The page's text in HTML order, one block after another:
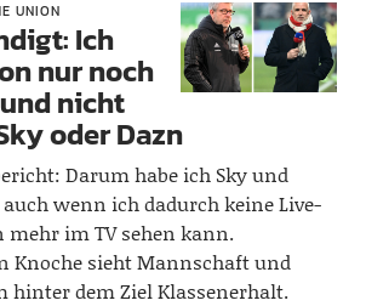
UNION
Ich
nur noch
nicht
oder Dazn
Darum habe ich Sky und
wenn ich dadurch keine Live-
mehr im TV sehen kann.
Knoche sieht Mannschaft und
hinter dem Ziel Klassenerhalt.